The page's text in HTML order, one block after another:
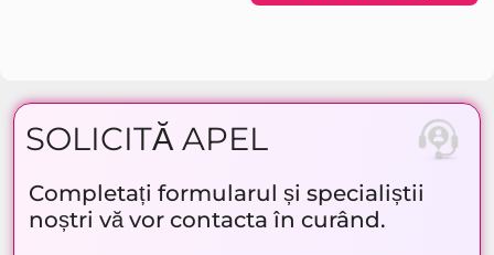
SOLICITĂ APEL
Completați formularul și specialiștii
noștri vă vor contacta în curând.